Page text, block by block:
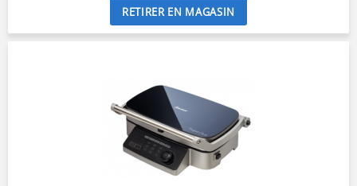
RETIRER EN MAGASIN